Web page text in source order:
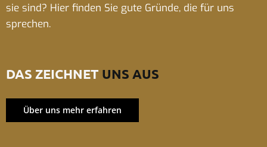
sie sind? Hier finden Sie gute Gründe, die für uns
sprechen.
DAS ZEICHNET UNS AUS
Über uns mehr erfahren